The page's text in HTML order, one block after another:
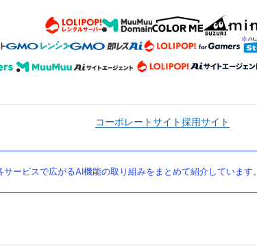
コーポレートサイト採用サイト
ービスで広がるAI機能の取り組みをまとめて紹介しています。